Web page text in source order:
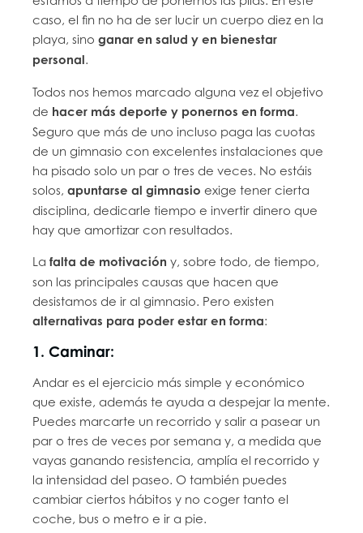
caso, el fin no ha de ser lucir un cuerpo diez en la
playa, sinoganar en salud y en bienestar
personal.
Todos nos hemos marcado alguna vez el objetivo
de hacer más deporte y ponernos en forma.
Seguro que más de uno incluso paga las cuotas
de un gimnasio con excelentes instalaciones que
ha pisado solo un par o tres de veces. No estáis
solos,apuntarse al gimnasio exige tener cierta
disciplina, dedicarle tiempo e invertir dinero que
hay que amortizar con resultados.
Lafalta de motivación y, sobre todo, de tiempo,
son las principales causas que hacen que
desistamos de ir al gimnasio. Pero existen
alternativas para poder estar en forma:
1. Caminar:
Andar es el ejercicio más simple y económico
que existe, además te ayuda a despejar la mente.
Puedes marcarte un recorrido y salir a pasear un
par o tres de veces por semana y, a medida que
vayas ganando resistencia, amplía el recorrido y
la intensidad del paseo. O también puedes
cambiar ciertos hábitos y no coger tanto el
coche, bus o metro e ir a pie.